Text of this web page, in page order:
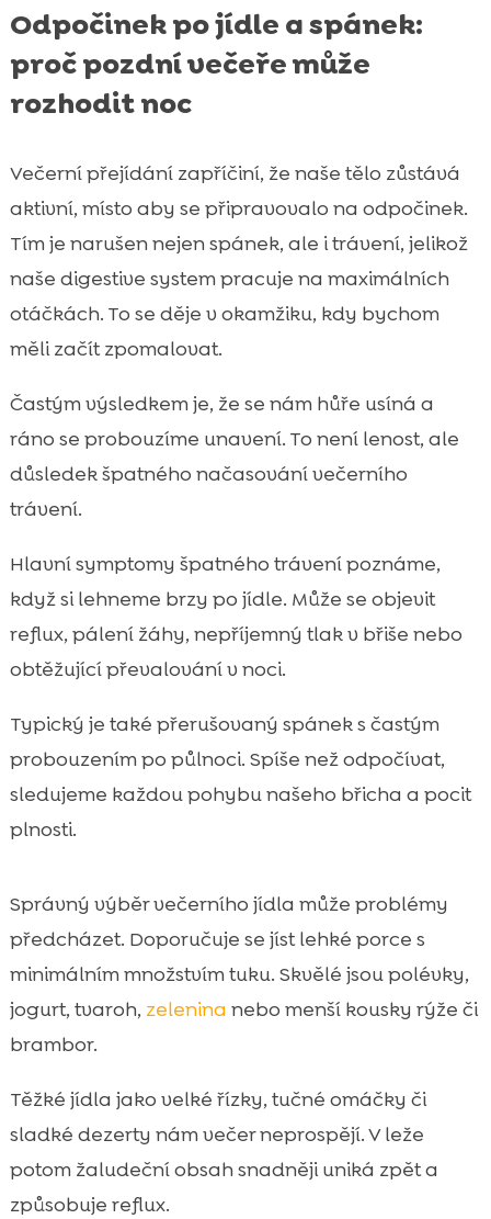
Odpočinek po jídle a spánek:
proč pozdní večeře může
rozhodit noc
Večerní přejídání zapříčiní, že naše tělo zůstává
aktivní, místo aby se připravovalo na odpočinek.
Tím je narušen nejen spánek, ale i trávení, jelikož
naše digestive system pracuje na maximálních
otáčkách. To se děje v okamžiku, kdy bychom
měli začít zpomalovat.
Častým výsledkem je, že se nám hůře usíná a
ráno se probouzíme unavení. To není lenost, ale
důsledek špatného načasování večerního
trávení.
Hlavní symptomy špatného trávení poznáme,
když si lehneme brzy po jídle. Může se objevit
reflux, pálení žáhy, nepříjemný tlak v břiše nebo
obtěžující převalování v noci.
Typický je také přerušovaný spánek s častým
probouzením po půlnoci. Spíše než odpočívat,
sledujeme každou pohybu našeho břicha a pocit
plnosti.
Správný výběr večerního jídla může problémy
předcházet. Doporučuje se jíst lehké porce s
minimálním množstvím tuku. Skvělé jsou polévky,
jogurt, tvaroh, zelenina nebo menší kousky rýže či
brambor.
Těžké jídla jako velké řízky, tučné omáčky či
sladké dezerty nám večer neprospějí. V leže
potom žaludeční obsah snadněji uniká zpět a
způsobuje reflux.